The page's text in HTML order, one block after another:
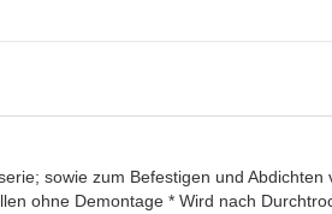
sowie zum Befestigen und Abdichten
ohne Demontage * Wird nach